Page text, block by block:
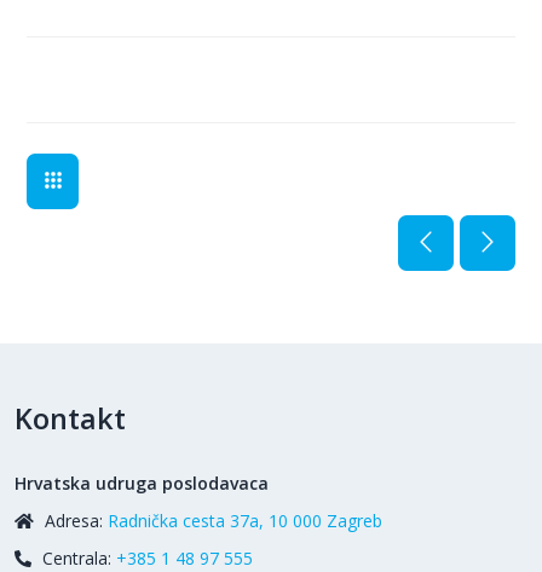
Kontakt
Hrvatska udruga poslodavaca
Adresa: Radnička cesta 37a, 10 000 Zagreb
Centrala: +385 1 48 97 555